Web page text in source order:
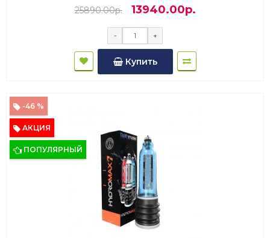
25890.00р. 13940.00р.
- +
Купить
-46 %
АКЦИЯ
ПОПУЛЯРНЫЙ